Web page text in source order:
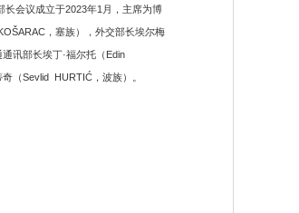
长会议成立于2023年1月，主席为博
，塞族），外交部长埃尔梅
讯部长埃丁·福尔托（Edin
（Sevlid HURTIĆ，波族）。